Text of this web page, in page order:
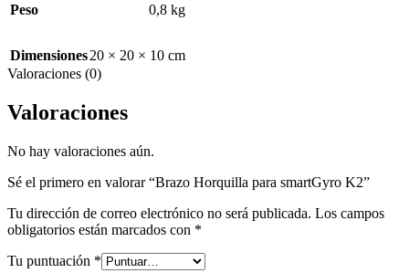
Peso
0,8 kg
Dimensiones20 × 20 × 10 cm
Valoraciones (0)
Valoraciones
No hay valoraciones aún.
Sé el primero en valorar “Brazo Horquilla para smartGyro K2”
Tu dirección de correo electrónico no será publicada. Los campos
obligatorios están marcados con *
Tu puntuación *